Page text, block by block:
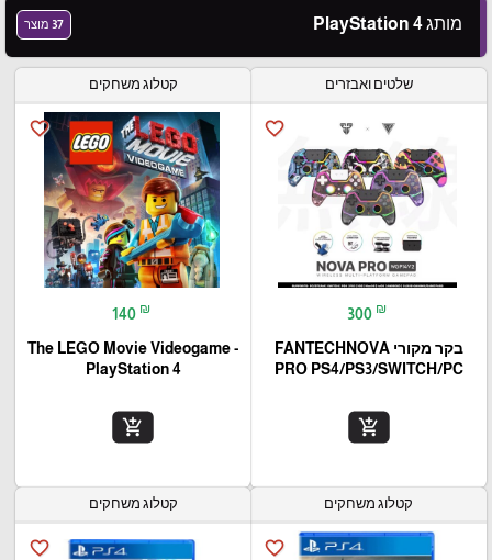
מותג PlayStation 4 37 מוצר
שלטים ואבזרים
favorite_border
300 ₪
בקר מקורי FANTECHNOVA
PRO PS4/PS3/SWITCH/PC
add_shopping_cart
קטלוג משחקים
favorite_border
140 ₪
The LEGO Movie Videogame -
PlayStation 4
add_shopping_cart
קטלוג משחקים
favorite_border
קטלוג משחקים
favorite_border